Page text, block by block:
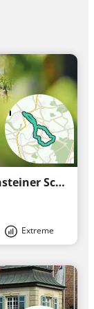
N2 Von der Neckarburg zum Liebensteiner Schlossberg
Extreme